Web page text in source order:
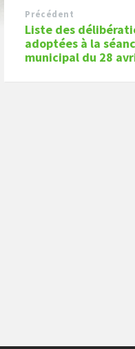
Précédent
Liste des
adoptées à la
municipal du 28